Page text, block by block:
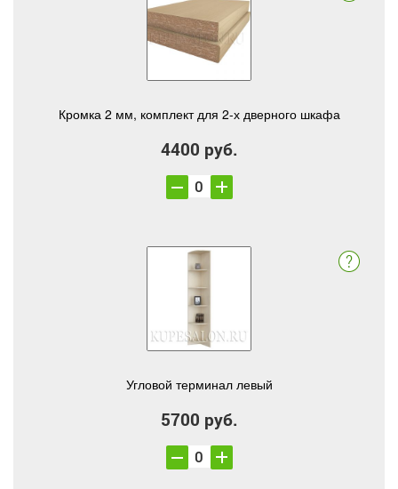
Кромка 2 мм, комплект для 2-х дверного шкафа
4400 руб.
Угловой терминал левый
5700 руб.